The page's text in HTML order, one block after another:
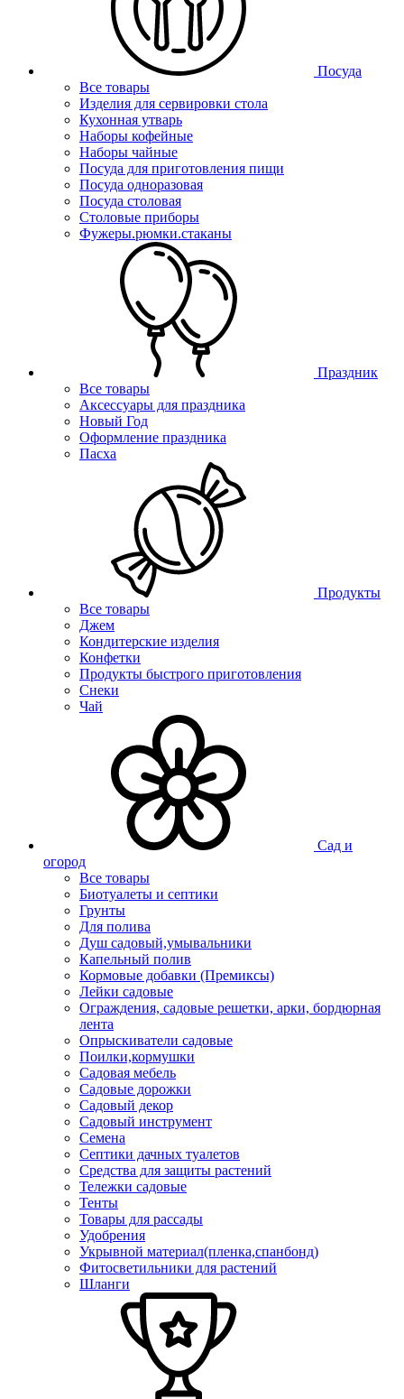
Посуда
Все товары
Изделия для сервировки стола
Кухонная утварь
Наборы кофейные
Наборы чайные
Посуда для приготовления пищи
Посуда одноразовая
Посуда столовая
Столовые приборы
Фужеры.рюмки.стаканы
Праздник
Все товары
Аксессуары для праздника
Новый Год
Оформление праздника
Пасха
Продукты
Все товары
Джем
Кондитерские изделия
Конфетки
Продукты быстрого приготовления
Снеки
Чай
Сад и
огород
Все товары
Биотуалеты и септики
Грунты
Для полива
Душ садовый,умывальники
Капельный полив
Кормовые добавки (Премиксы)
Лейки садовые
Ограждения, садовые решетки, арки, бордюрная
лента
Опрыскиватели садовые
Поилки,кормушки
Садовая мебель
Садовые дорожки
Садовый декор
Садовый инструмент
Семена
Септики дачных туалетов
Средства для защиты растений
Тележки садовые
Тенты
Товары для рассады
Удобрения
Укрывной материал(пленка,спанбонд)
Фитосветильники для растений
Шланги